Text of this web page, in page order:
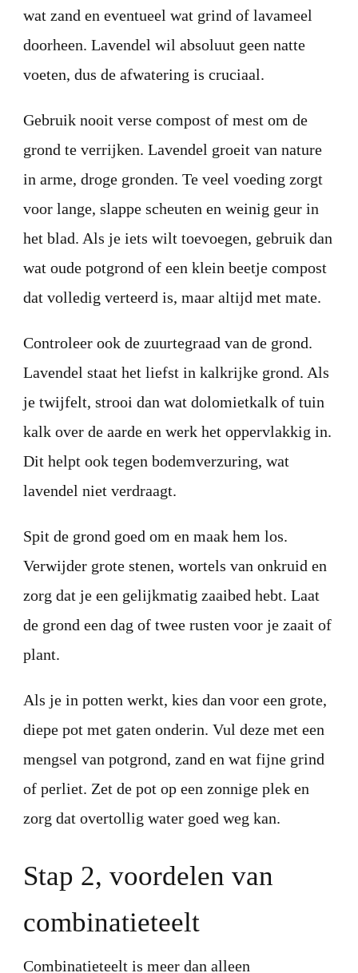
wat zand en eventueel wat grind of lavameel
doorheen. Lavendel wil absoluut geen natte
voeten, dus de afwatering is cruciaal.
Gebruik nooit verse compost of mest om de
grond te verrijken. Lavendel groeit van nature
in arme, droge gronden. Te veel voeding zorgt
voor lange, slappe scheuten en weinig geur in
het blad. Als je iets wilt toevoegen, gebruik dan
wat oude potgrond of een klein beetje compost
dat volledig verteerd is, maar altijd met mate.
Controleer ook de zuurtegraad van de grond.
Lavendel staat het liefst in kalkrijke grond. Als
je twijfelt, strooi dan wat dolomietkalk of tuin
kalk over de aarde en werk het oppervlakkig in.
Dit helpt ook tegen bodemverzuring, wat
lavendel niet verdraagt.
Spit de grond goed om en maak hem los.
Verwijder grote stenen, wortels van onkruid en
zorg dat je een gelijkmatig zaaibed hebt. Laat
de grond een dag of twee rusten voor je zaait of
plant.
Als je in potten werkt, kies dan voor een grote,
diepe pot met gaten onderin. Vul deze met een
mengsel van potgrond, zand en wat fijne grind
of perliet. Zet de pot op een zonnige plek en
zorg dat overtollig water goed weg kan.
Stap 2, voordelen van
combinatieteelt
Combinatieteelt is meer dan alleen